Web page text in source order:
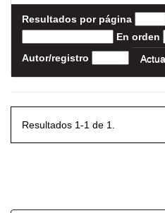
Resultados por página
En orden
Autor/registro
Resultados 1-1 de 1.